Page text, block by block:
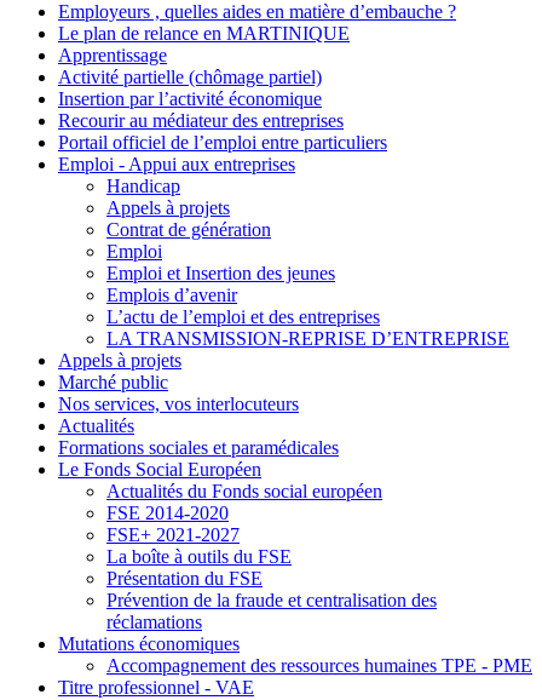
Employeurs , quelles aides en matière d’embauche ?
Le plan de relance en MARTINIQUE
Apprentissage
Activité partielle (chômage partiel)
Insertion par l’activité économique
Recourir au médiateur des entreprises
Portail officiel de l’emploi entre particuliers
Emploi - Appui aux entreprises
Handicap
Appels à projets
Contrat de génération
Emploi
Emploi et Insertion des jeunes
Emplois d’avenir
L’actu de l’emploi et des entreprises
LA TRANSMISSION-REPRISE D’ENTREPRISE
Appels à projets
Marché public
Nos services, vos interlocuteurs
Actualités
Formations sociales et paramédicales
Le Fonds Social Européen
Actualités du Fonds social européen
FSE 2014-2020
FSE+ 2021-2027
La boîte à outils du FSE
Présentation du FSE
Prévention de la fraude et centralisation des
réclamations
Mutations économiques
Accompagnement des ressources humaines TPE - PME
Titre professionnel - VAE